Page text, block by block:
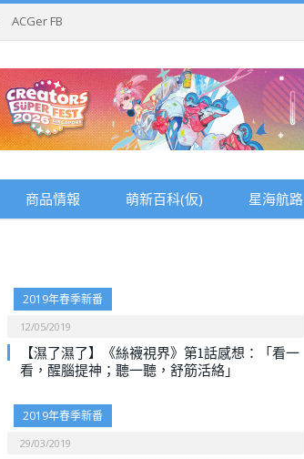
ACGer FB
商品情報 萌新百科(仮) 星海航路
2019年春季新番
12/05/2019
【濕了濕了】《絲襪視界》第1話感想：「看一
看，醒腦提神；聽一聽，舒筋活絡」
2019年春季新番
29/03/2019